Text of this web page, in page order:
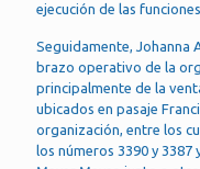
ejecución de las
Seguidamente, Johanna
brazo operativo de la
principalmente de la
ubicados en pasaje
organización, entre los
los números 3390 y